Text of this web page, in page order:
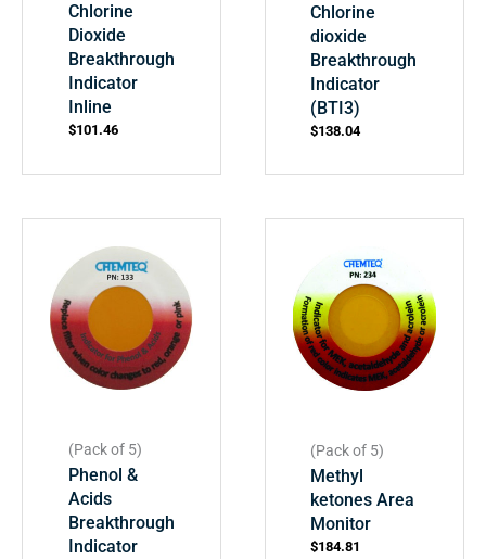
Chlorine
Dioxide
Breakthrough
Indicator
Inline
$101.46
Chlorine
dioxide
Breakthrough
Indicator
(BTI3)
$138.04
(Pack of 5)
Phenol &
Acids
Breakthrough
Indicator
(Pack of 5)
Methyl
ketones Area
Monitor
$184.81